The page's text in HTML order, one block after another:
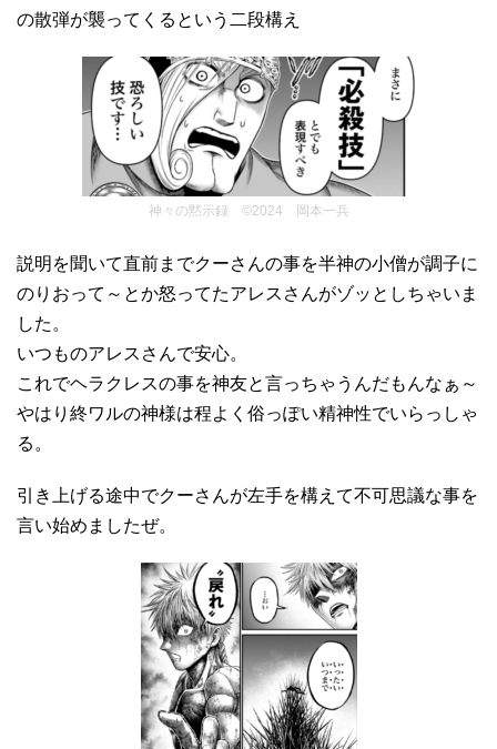
の散弾が襲ってくるという二段構え
神々の黙示録 ©2024 岡本一兵
説明を聞いて直前までクーさんの事を半神の小僧が調子に
のりおって～とか怒ってたアレスさんがゾッとしちゃいま
した。
いつものアレスさんで安心。
これでヘラクレスの事を神友と言っちゃうんだもんなぁ～
やはり終ワルの神様は程よく俗っぽい精神性でいらっしゃ
る。
引き上げる途中でクーさんが左手を構えて不可思議な事を
言い始めましたぜ。